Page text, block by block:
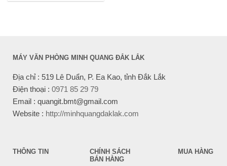
MÁY VĂN PHÒNG MINH QUANG ĐẮK LẮK
Địa chỉ : 519 Lê Duẩn, P. Ea Kao, tỉnh Đắk Lắk
Điện thoại : 0971 85 29 79
Email : quangit.bmt@gmail.com
Website : http://minhquangdaklak.com
THÔNG TIN
CHÍNH SÁCH
BÁN HÀNG
MUA HÀNG